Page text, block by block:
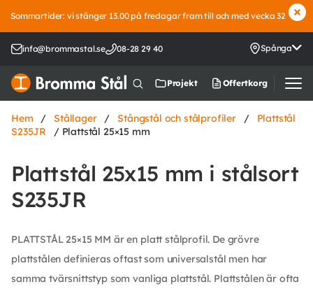
Sommartider: vi stänger 13.00 på fredagar fram till och med vecka 32
info@brommastal.se 08-28 29 40 Spånga
Projekt Offertkorg
Hem / Stållager / Stångstål och stålprofiler /
Plattstål
S235JR
/ Plattstål 25×15 mm
Plattstål 25x15 mm i stålsort
S235JR
PLATTSTÅL 25×15 MM är en platt stålprofil. De grövre
plattstålen definieras oftast som universalstål men har
samma tvärsnittstyp som vanliga plattstål. Plattstålen är ofta